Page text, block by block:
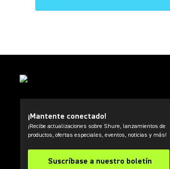
¡Mantente conectado!
¡Recibe actualizaciones sobre Shure, lanzamientos de
productos, ofertas especiales, eventos, noticias y más!
Suscríbase a nuestro boletín